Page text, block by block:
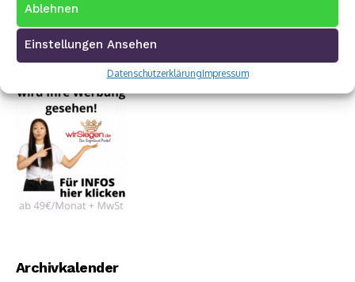
Ablehnen
Einstellungen Ansehen
DatenschutzerklärungImpressum
Archivkalender